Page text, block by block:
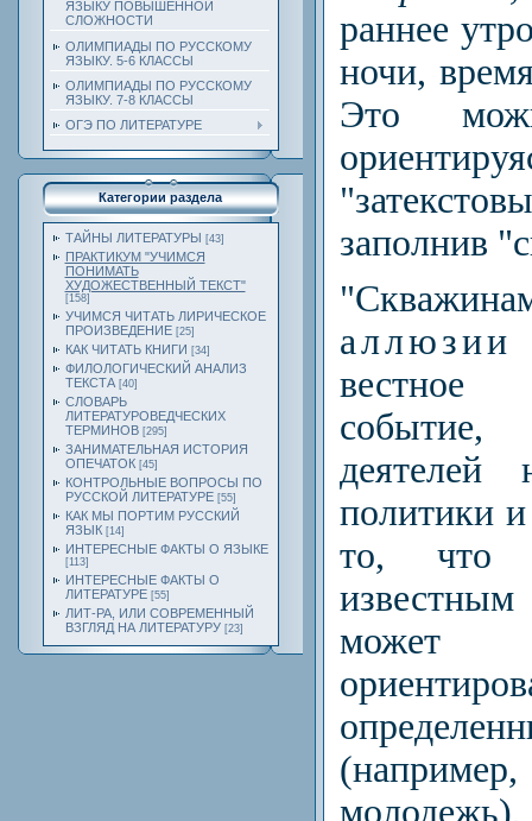
ЯЗЫКУ ПОВЫШЕННОЙ
СЛОЖНОСТИ
ОЛИМПИАДЫ ПО РУССКОМУ
ЯЗЫКУ. 5-6 КЛАССЫ
ОЛИМПИАДЫ ПО РУССКОМУ
ЯЗЫКУ. 7-8 КЛАССЫ
ОГЭ ПО ЛИТЕРАТУРЕ
Категории раздела
ТАЙНЫ ЛИТЕРАТУРЫ [43]
ПРАКТИКУМ "УЧИМСЯ
ПОНИМАТЬ
ХУДОЖЕСТВЕННЫЙ ТЕКСТ"
[158]
УЧИМСЯ ЧИТАТЬ ЛИРИЧЕСКОЕ
ПРОИЗВЕДЕНИЕ [25]
КАК ЧИТАТЬ КНИГИ [34]
ФИЛОЛОГИЧЕСКИЙ АНАЛИЗ
ТЕКСТА [40]
СЛОВАРЬ
ЛИТЕРАТУРОВЕДЧЕСКИХ
ТЕРМИНОВ [295]
ЗАНИМАТЕЛЬНАЯ ИСТОРИЯ
ОПЕЧАТОК [45]
КОНТРОЛЬНЫЕ ВОПРОСЫ ПО
РУССКОЙ ЛИТЕРАТУРЕ [55]
КАК МЫ ПОРТИМ РУССКИЙ
ЯЗЫК [14]
ИНТЕРЕСНЫЕ ФАКТЫ О ЯЗЫКЕ
[113]
ИНТЕРЕСНЫЕ ФАКТЫ О
ЛИТЕРАТУРЕ [55]
ЛИТ-РА, ИЛИ СОВРЕМЕННЫЙ
ВЗГЛЯД НА ЛИТЕРАТУРУ [23]
раннее
ночи,
Это
заполнив
аллюзии
вестное
деятелей
политики
то, что